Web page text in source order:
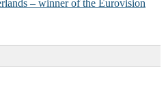
– winner of the Eurovision